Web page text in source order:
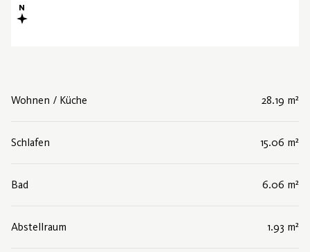
Wohnen / Küche 28.19 m²
Schlafen 15.06 m²
Bad 6.06 m²
Abstellraum 1.93 m²